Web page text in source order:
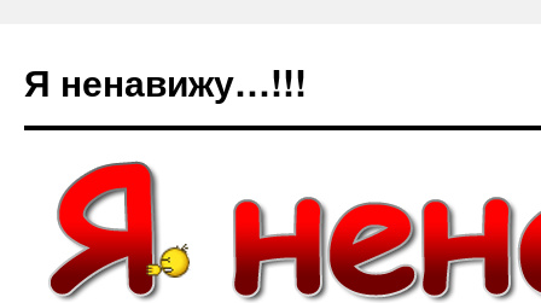
Я ненавижу…!!!